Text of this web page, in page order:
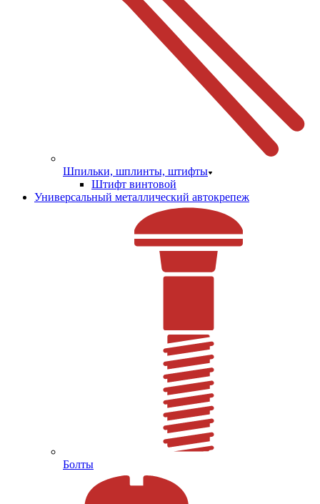
Шпильки, шплинты, штифты
Штифт винтовой
Универсальный металлический автокрепеж
Болты